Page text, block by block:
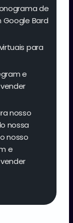
de
Bard
para
e
nosso
nossa
nosso
e